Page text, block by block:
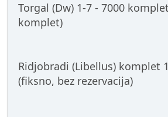
Torgal (Dw) 1-7 - 7000
komplet)
Ridjobradi (Libellus) komplet
(fiksno, bez rezervacija)